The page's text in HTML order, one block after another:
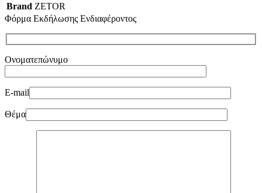
Brand ZETOR
Φόρμα Εκδήλωσης Ενδιαφέροντος
Ονοματεπώνυμο
E-mail
Θέμα